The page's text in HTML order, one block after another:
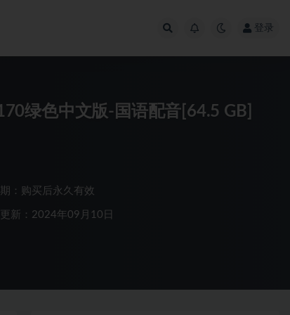
登录
绿色中文版-国语配音[64.5 GB]
：购买后永久有效
新：2024年09月10日